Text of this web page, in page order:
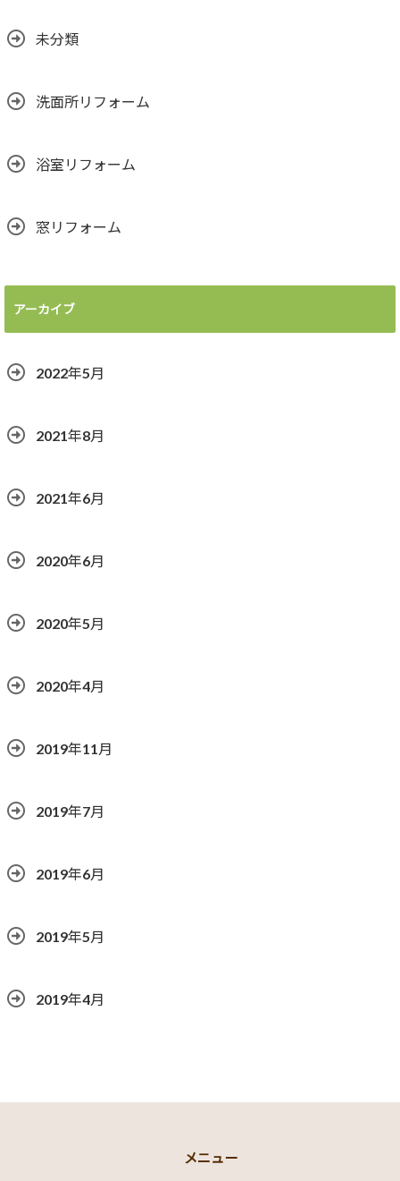
未分類
洗面所リフォーム
浴室リフォーム
窓リフォーム
アーカイブ
2022年5月
2021年8月
2021年6月
2020年6月
2020年5月
2020年4月
2019年11月
2019年7月
2019年6月
2019年5月
2019年4月
メニュー